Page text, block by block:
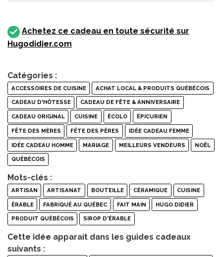
Achetez ce cadeau en toute sécurité sur
Hugodidier.com
Catégories :
ACCESSOIRES DE CUISINE ACHAT LOCAL & PRODUITS QUÉBÉCOIS
CADEAU D'HÔTESSE CADEAU DE FÊTE & ANNIVERSAIRE
CADEAU ORIGINAL CUISINE ÉCOLO ÉPICURIEN
FÊTE DES MÈRES FÊTE DES PÈRES IDÉE CADEAU FEMME
IDÉE CADEAU HOMME MARIAGE MEILLEURS VENDEURS NOËL
QUÉBÉCOIS
Mots-clés :
ARTISAN ARTISANAT BOUTEILLE CÉRAMIQUE CUISINE
ÉRABLE FABRIQUÉ AU QUÉBEC FAIT MAIN HUGO DIDIER
PRODUIT QUÉBÉCOIS SIROP D'ÉRABLE
Cette idée apparaît dans les guides cadeaux
suivants :